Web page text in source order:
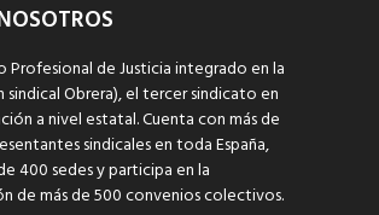
Profesional de Justicia integrado en la
sindical Obrera), el tercer sindicato en
a nivel estatal. Cuenta con más de
sindicales en toda España,
400 sedes y participa en la
de más de 500 convenios colectivos.